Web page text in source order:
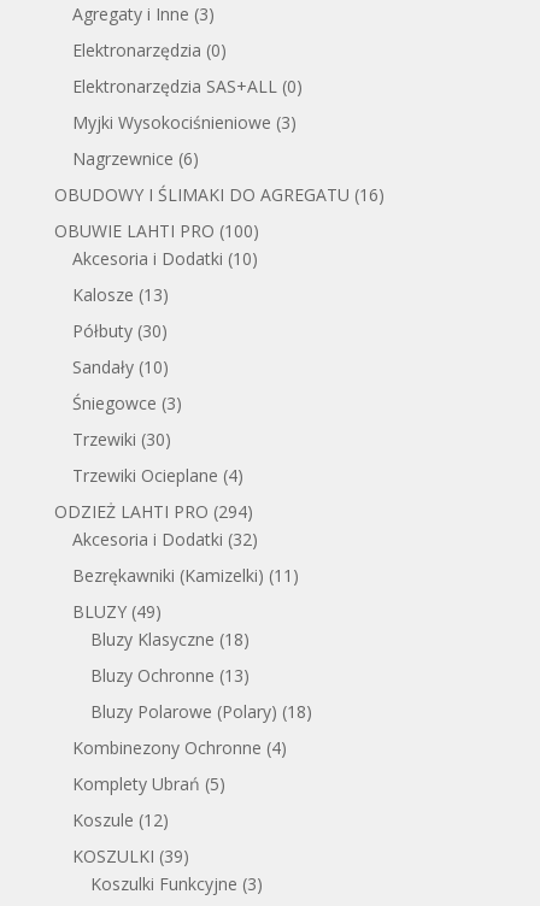
Agregaty i Inne (3)
Elektronarzędzia (0)
Elektronarzędzia SAS+ALL (0)
Myjki Wysokociśnieniowe (3)
Nagrzewnice (6)
OBUDOWY I ŚLIMAKI DO AGREGATU (16)
OBUWIE LAHTI PRO (100)
Akcesoria i Dodatki (10)
Kalosze (13)
Półbuty (30)
Sandały (10)
Śniegowce (3)
Trzewiki (30)
Trzewiki Ocieplane (4)
ODZIEŻ LAHTI PRO (294)
Akcesoria i Dodatki (32)
Bezrękawniki (Kamizelki) (11)
BLUZY (49)
Bluzy Klasyczne (18)
Bluzy Ochronne (13)
Bluzy Polarowe (Polary) (18)
Kombinezony Ochronne (4)
Komplety Ubrań (5)
Koszule (12)
KOSZULKI (39)
Koszulki Funkcyjne (3)